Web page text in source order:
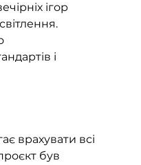
ігор
і
врахувати всі
був